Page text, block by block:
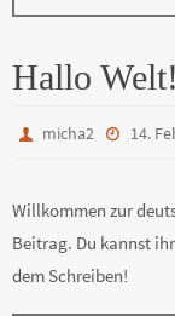
Hallo Welt!
micha2 14.
Willkommen zur
Beitrag. Du kannst
dem Schreiben!